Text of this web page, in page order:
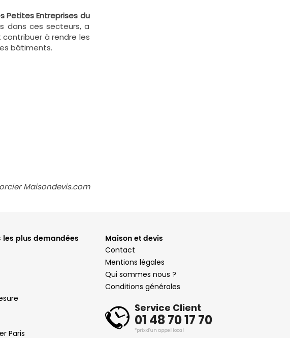
Petites Entreprises du
dans ces secteurs, a
à rendre les
bâtiments.
Maisondevis.com
les plus demandées
Paris
Maison et devis
Contact
Mentions légales
Qui sommes nous ?
Conditions générales
Service Client
01 48 70 17 70
*prix d'un appel local